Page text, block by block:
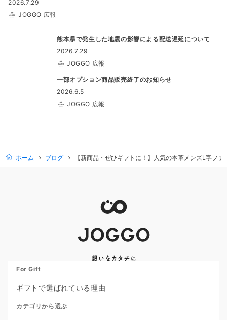
2026.7.29
JOGGO 広報
熊本県で発生した地震の影響による配送遅延について
2026.7.29
JOGGO 広報
一部オプション商品販売終了のお知らせ
2026.6.5
JOGGO 広報
ホーム ブログ 【新商品・ぜひギフトに！】人気の本革メンズL字フ
For Gift
ギフトで選ばれている理由
カテゴリから選ぶ